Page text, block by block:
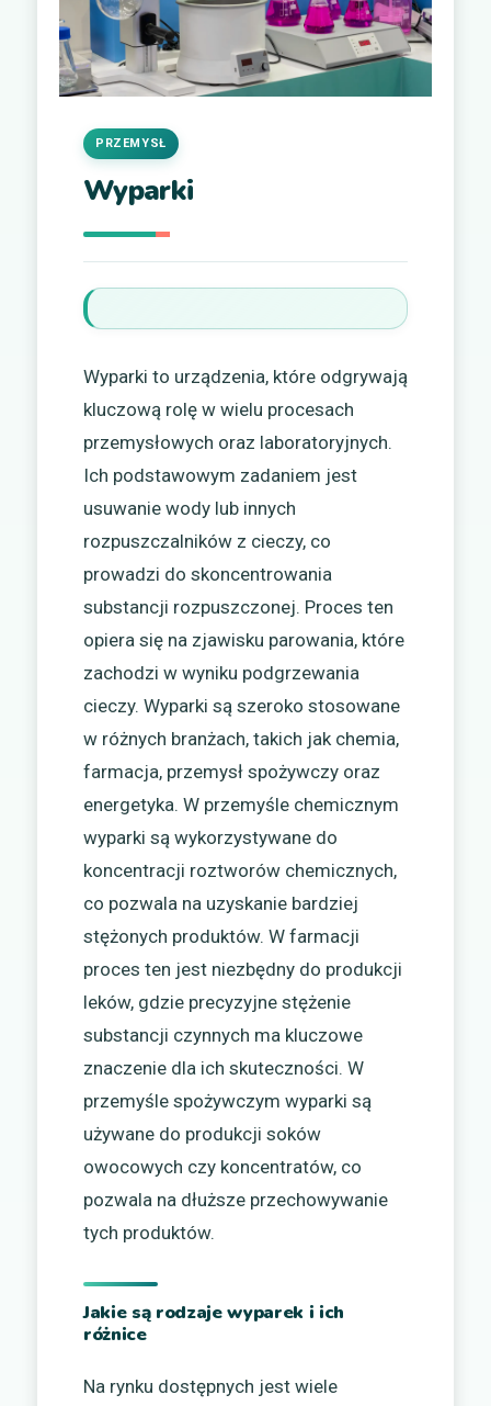
Wyparki
PRZEMYSŁ
Wyparki to urządzenia, które odgrywają
kluczową rolę w wielu procesach
przemysłowych oraz laboratoryjnych.
Ich podstawowym zadaniem jest
usuwanie wody lub innych
rozpuszczalników z cieczy, co
prowadzi do skoncentrowania
substancji rozpuszczonej. Proces ten
opiera się na zjawisku parowania, które
zachodzi w wyniku podgrzewania
cieczy. Wyparki są szeroko stosowane
w różnych branżach, takich jak chemia,
farmacja, przemysł spożywczy oraz
energetyka. W przemyśle chemicznym
wyparki są wykorzystywane do
koncentracji roztworów chemicznych,
co pozwala na uzyskanie bardziej
stężonych produktów. W farmacji
proces ten jest niezbędny do produkcji
leków, gdzie precyzyjne stężenie
substancji czynnych ma kluczowe
znaczenie dla ich skuteczności. W
przemyśle spożywczym wyparki są
używane do produkcji soków
owocowych czy koncentratów, co
pozwala na dłuższe przechowywanie
tych produktów.
Jakie są rodzaje wyparek i ich
różnice
Na rynku dostępnych jest wiele